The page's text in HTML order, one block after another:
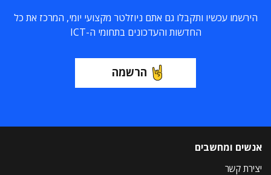
הירשמו עכשיו ותקבלו גם אתם ניוזלטר מקצועי יומי, המרכז את כל
החדשות והעדכונים בתחומי ה-ICT
הרשמה
אנשים ומחשבים
יצירת קשר